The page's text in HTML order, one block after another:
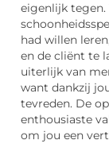
eigenlijk tegen.
had willen
en de cliënt te
uiterlijk van
want dankzij
tevreden. De
enthousiaste
om jou een